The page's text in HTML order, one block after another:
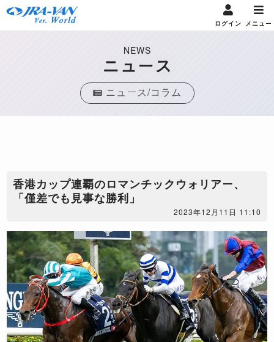
ログイン メニュー
NEWS
ニュース
ニュース/コラム
​香港カップ連覇のロマンチックウォリアー、
「僅差でも見事な勝利」
2023年12月11日 11:10